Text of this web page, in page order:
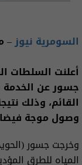
السومرية نيوز–
أعلنت السلطات
جسور عن
القائم، وذلك
وصول موجة
وخرجت جسور
المياه للطرق